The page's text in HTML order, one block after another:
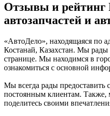
Отзывы и рейтинг
автозапчастей и
«АвтоДело», находящаяся по
Костанай, Казахстан. Мы рады
странице. Мы находимся в
ознакомиться с основной
Мы всегда рады предоставить
постоянным клиентам.
поделитесь своими